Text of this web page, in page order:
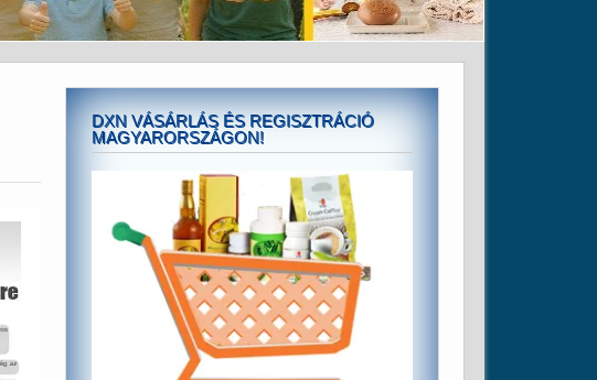
DXN VÁSÁRLÁS ÉS REGISZTRÁCIÓ
MAGYARORSZÁGON!